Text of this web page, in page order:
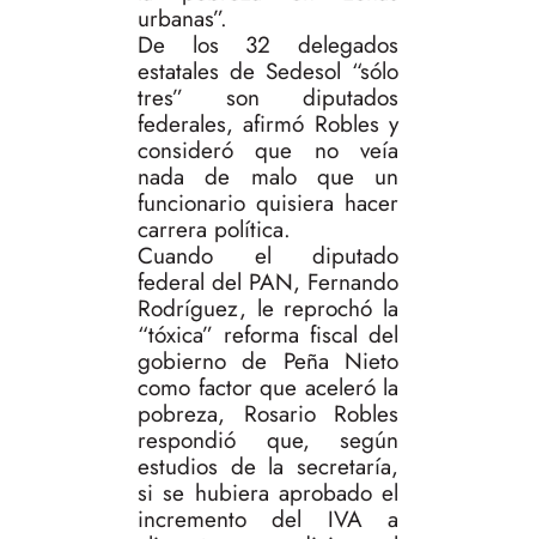
urbanas”.
De los 32 delegados
estatales de Sedesol “sólo
tres” son diputados
federales, afirmó Robles y
consideró que no veía
nada de malo que un
funcionario quisiera hacer
carrera política.
Cuando el diputado
federal del PAN, Fernando
Rodríguez, le reprochó la
“tóxica” reforma fiscal del
gobierno de Peña Nieto
como factor que aceleró la
pobreza, Rosario Robles
respondió que, según
estudios de la secretaría,
si se hubiera aprobado el
incremento del IVA a